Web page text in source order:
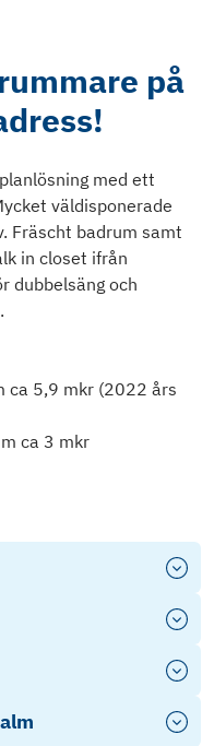
på
med ett
väldisponerade
Fräscht badrum samt
in closet ifrån
dubbelsäng och
ca 5,9 mkr (2022 års
ca 3 mkr